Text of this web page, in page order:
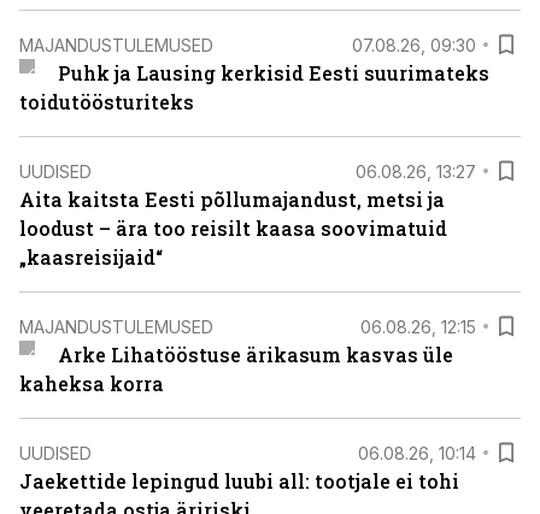
MAJANDUSTULEMUSED 07.08.26, 09:30
Puhk ja Lausing kerkisid Eesti suurimateks
toidutöösturiteks
UUDISED 06.08.26, 13:27
Aita kaitsta Eesti põllumajandust, metsi ja
loodust – ära too reisilt kaasa soovimatuid
„kaasreisijaid“
MAJANDUSTULEMUSED 06.08.26, 12:15
Arke Lihatööstuse ärikasum kasvas üle
kaheksa korra
UUDISED 06.08.26, 10:14
Jaekettide lepingud luubi all: tootjale ei tohi